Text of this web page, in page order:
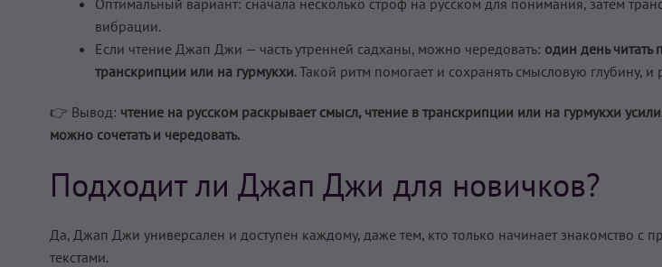
вибрации.
Если чтение Джап Джи — часть утренней садханы, можно чередовать: один день читать
транскрипции или на гурмукхи. Такой ритм помогает и сохранять смысловую глубину, и
👉 Вывод: чтение на русском раскрывает смысл, чтение в транскрипции или на гурмукхи
можно сочетать и чередовать.
Подходит ли Джап Джи для новичков?
Да, Джап Джи универсален и доступен каждому, даже тем, кто только начинает знакомство с
текстами.